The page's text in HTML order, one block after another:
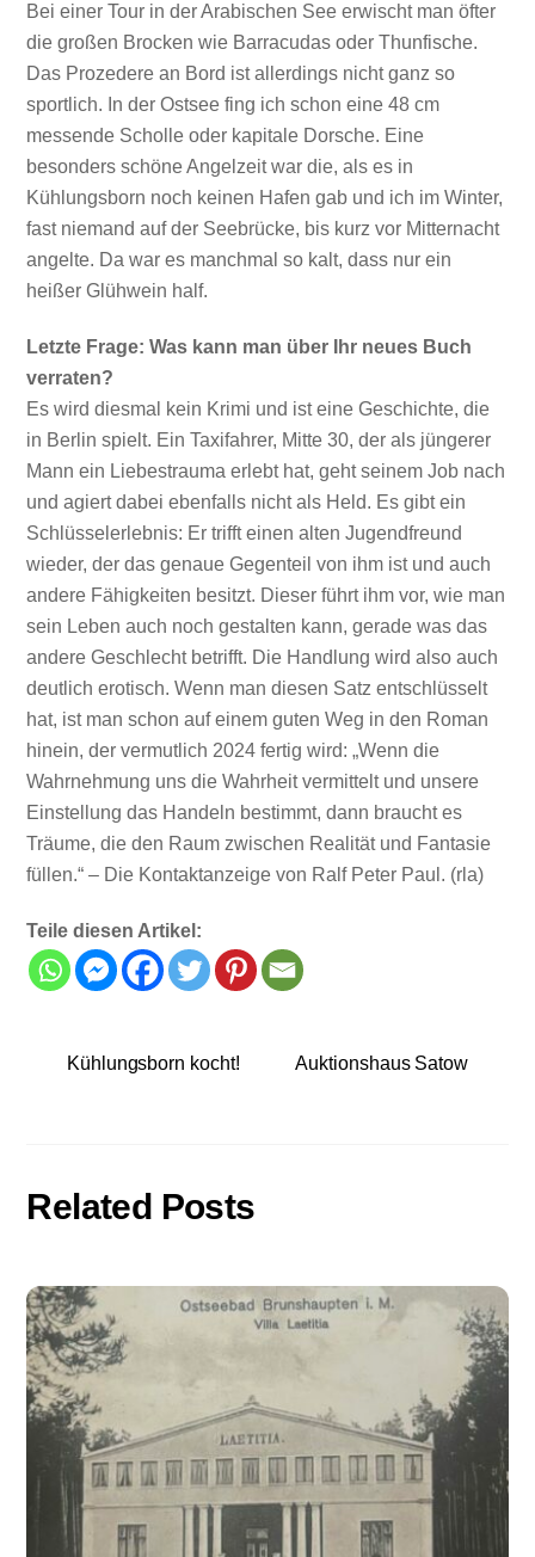
Bei einer Tour in der Arabischen See erwischt man öfter
die großen Brocken wie Barracudas oder Thunfische.
Das Prozedere an Bord ist allerdings nicht ganz so
sportlich. In der Ostsee fing ich schon eine 48 cm
messende Scholle oder kapitale Dorsche. Eine
besonders schöne Angelzeit war die, als es in
Kühlungsborn noch keinen Hafen gab und ich im Winter,
fast niemand auf der Seebrücke, bis kurz vor Mitternacht
angelte. Da war es manchmal so kalt, dass nur ein
heißer Glühwein half.
Letzte Frage: Was kann man über Ihr neues Buch
verraten?
Es wird diesmal kein Krimi und ist eine Geschichte, die
in Berlin spielt. Ein Taxifahrer, Mitte 30, der als jüngerer
Mann ein Liebestrauma erlebt hat, geht seinem Job nach
und agiert dabei ebenfalls nicht als Held. Es gibt ein
Schlüsselerlebnis: Er trifft einen alten Jugendfreund
wieder, der das genaue Gegenteil von ihm ist und auch
andere Fähigkeiten besitzt. Dieser führt ihm vor, wie man
sein Leben auch noch gestalten kann, gerade was das
andere Geschlecht betrifft. Die Handlung wird also auch
deutlich erotisch. Wenn man diesen Satz entschlüsselt
hat, ist man schon auf einem guten Weg in den Roman
hinein, der vermutlich 2024 fertig wird: „Wenn die
Wahrnehmung uns die Wahrheit vermittelt und unsere
Einstellung das Handeln bestimmt, dann braucht es
Träume, die den Raum zwischen Realität und Fantasie
füllen.“ – Die Kontaktanzeige von Ralf Peter Paul. (rla)
Teile diesen Artikel:
Kühlungsborn kocht! Auktionshaus Satow
Related Posts